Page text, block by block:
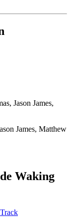
Jason James,
James, Matthew
Waking